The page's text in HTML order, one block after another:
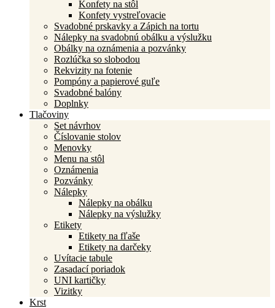
Konfety na stôl
Konfety vystreľovacie
Svadobné prskavky a Zápich na tortu
Nálepky na svadobnú obálku a výslužku
Obálky na oznámenia a pozvánky
Rozlúčka so slobodou
Rekvizity na fotenie
Pompóny a papierové guľe
Svadobné balóny
Doplnky
Tlačoviny
Set návrhov
Číslovanie stolov
Menovky
Menu na stôl
Oznámenia
Pozvánky
Nálepky
Nálepky na obálku
Nálepky na výslužky
Etikety
Etikety na fľaše
Etikety na darčeky
Uvítacie tabule
Zasadací poriadok
UNI kartičky
Vizitky
Krst